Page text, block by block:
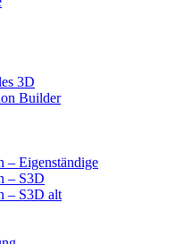
3D
Builder
– Eigenständige
– S3D
– S3D alt